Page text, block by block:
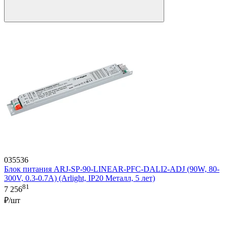
035536
Блок питания ARJ-SP-90-LINEAR-PFC-DALI2-ADJ (90W, 80-
300V, 0.3-0.7A) (Arlight, IP20 Металл, 5 лет)
7 25681
₽/шт